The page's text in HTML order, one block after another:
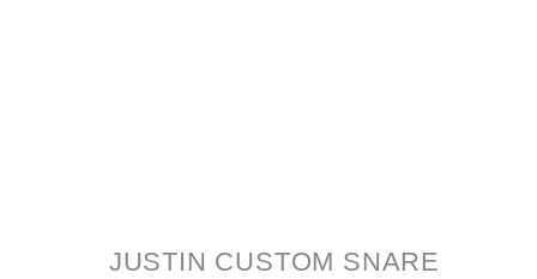
JUSTIN CUSTOM SNARE